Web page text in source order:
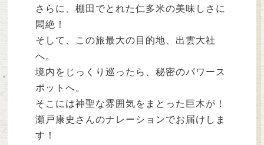
さらに、棚田でとれた仁多米の美味しさに
悶絶！
そして、この旅最大の目的地、出雲大社
へ。
境内をじっくり巡ったら、秘密のパワース
ポットへ。
そこには神聖な雰囲気をまとった巨木が！
瀬戸康史さんのナレーションでお届けしま
す！